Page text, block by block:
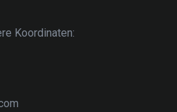
Koordinaten: